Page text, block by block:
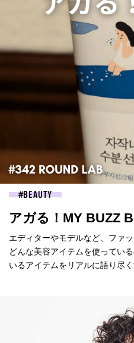
BEAUTY
アガる！MY BUZZ
エディターやモデルなど、ファ
どんな美容アイテムを使ってい
いるアイテムをリアルに語り尽